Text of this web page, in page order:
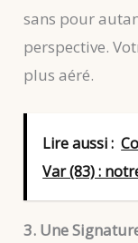
sans pour
perspective.
plus aéré.
Lire aussi :
Var (83) :
3. Une